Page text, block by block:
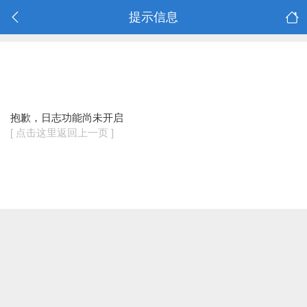
提示信息
抱歉，日志功能尚未开启
[ 点击这里返回上一页 ]